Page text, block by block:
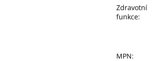
Zdravotní
funkce:
MPN: